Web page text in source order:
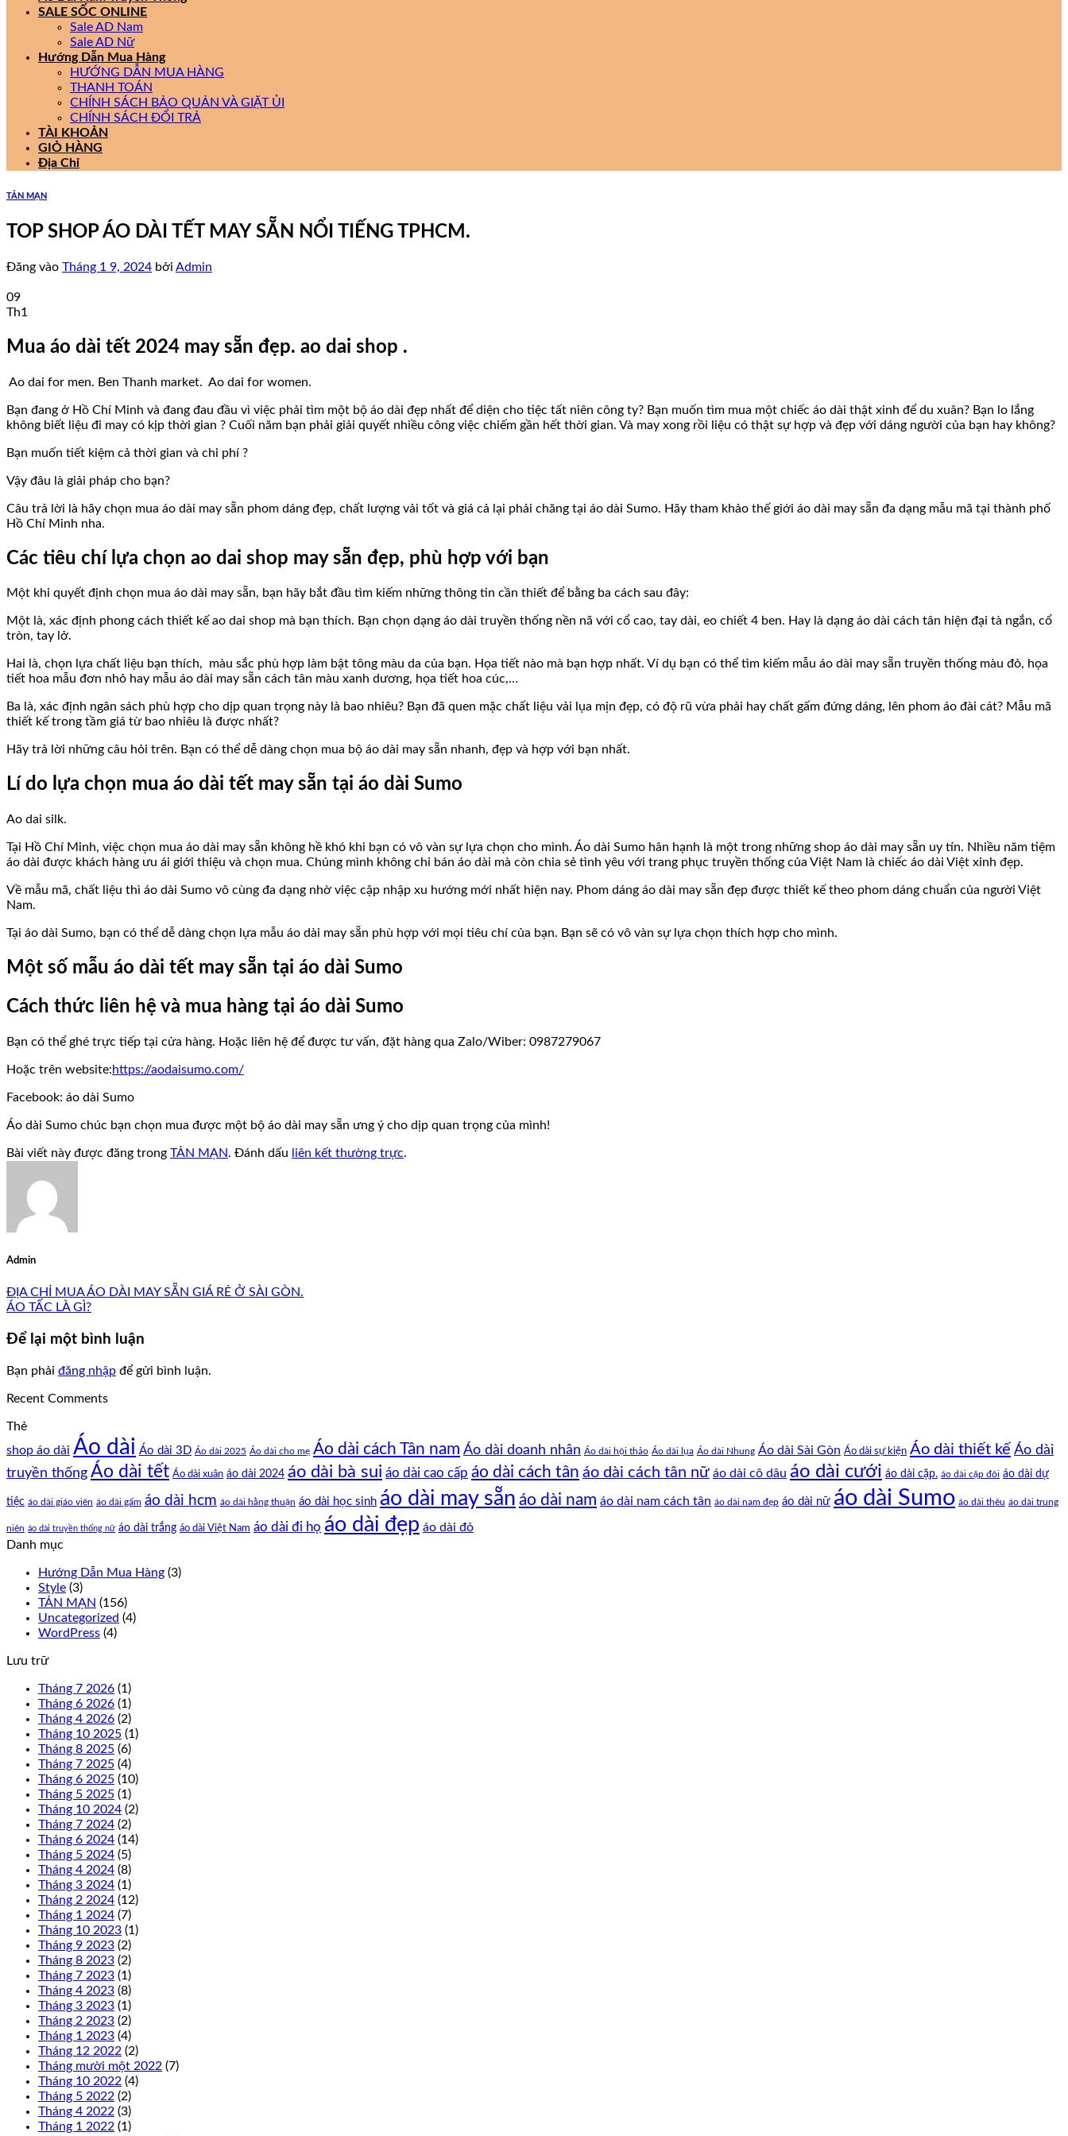
SALE SỐC ONLINE
Sale AD Nam
Sale AD Nữ
Hướng Dẫn Mua Hàng
HƯỚNG DẪN MUA HÀNG
THANH TOÁN
CHÍNH SÁCH BẢO QUẢN VÀ GIẶT ỦI
CHÍNH SÁCH ĐỔI TRẢ
TÀI KHOẢN
GIỎ HÀNG
Địa Chỉ
TẢN MẠN
TOP SHOP ÁO DÀI TẾT MAY SẴN NỔI TIẾNG TPHCM.
Đăng vào Tháng 1 9, 2024 bởi Admin
09
Th1
Mua áo dài tết 2024 may sẵn đẹp. ao dai shop .
Ao dai for men. Ben Thanh market. Ao dai for women.
Bạn đang ở Hồ Chí Minh và đang đau đầu vì việc phải tìm một bộ áo dài đẹp nhất để diện cho tiệc tất niên công ty? Bạn muốn tìm mua một chiếc áo dài thật xinh để du xuân? Bạn lo lắng
không biết liệu đi may có kịp thời gian ? Cuối năm bạn phải giải quyết nhiều công việc chiếm gần hết thời gian. Và may xong rồi liệu có thật sự hợp và đẹp với dáng người của bạn hay không?
Bạn muốn tiết kiệm cả thời gian và chi phí ?
Vậy đâu là giải pháp cho bạn?
Câu trả lời là hãy chọn mua áo dài may sẵn phom dáng đẹp, chất lượng vải tốt và giá cả lại phải chăng tại áo dài Sumo. Hãy tham khảo thế giới áo dài may sẵn đa dạng mẫu mã tại thành phố
Hồ Chí Minh nha.
Các tiêu chí lựa chọn ao dai shop may sẵn đẹp, phù hợp với bạn
Một khi quyết định chọn mua áo dài may sẵn, bạn hãy bắt đầu tìm kiếm những thông tin cần thiết để bằng ba cách sau đây:
Một là, xác định phong cách thiết kế ao dai shop mà bạn thích. Bạn chọn dạng áo dài truyền thống nền nã với cổ cao, tay dài, eo chiết 4 ben. Hay là dạng áo dài cách tân hiện đại tà ngắn, cổ
tròn, tay lở.
Hai là, chọn lựa chất liệu bạn thích, màu sắc phù hợp làm bật tông màu da của bạn. Họa tiết nào mà bạn hợp nhất. Ví dụ bạn có thể tìm kiếm mẫu áo dài may sẵn truyền thống màu đỏ, họa
tiết hoa mẫu đơn nhỏ hay mẫu áo dài may sẵn cách tân màu xanh dương, họa tiết hoa cúc,…
Ba là, xác định ngân sách phù hợp cho dịp quan trọng này là bao nhiêu? Bạn đã quen mặc chất liệu vải lụa mịn đẹp, có độ rũ vừa phải hay chất gấm đứng dáng, lên phom áo đài cát? Mẫu mã
thiết kế trong tầm giá từ bao nhiêu là được nhất?
Hãy trả lời những câu hỏi trên. Bạn có thể dễ dàng chọn mua bộ áo dài may sẵn nhanh, đẹp và hợp với bạn nhất.
Lí do lựa chọn mua áo dài tết may sẵn tại áo dài Sumo
Ao dai silk.
Tại Hồ Chí Minh, việc chọn mua áo dài may sẵn không hề khó khi bạn có vô vàn sự lựa chọn cho mình. Áo dài Sumo hân hạnh là một trong những shop áo dài may sẵn uy tín. Nhiều năm tiệm
áo dài được khách hàng ưu ái giới thiệu và chọn mua. Chúng mình không chỉ bán áo dài mà còn chia sẻ tình yêu với trang phục truyền thống của Việt Nam là chiếc áo dài Việt xinh đẹp.
Về mẫu mã, chất liệu thì áo dài Sumo vô cùng đa dạng nhờ việc cập nhập xu hướng mới nhất hiện nay. Phom dáng áo dài may sẵn đẹp được thiết kế theo phom dáng chuẩn của người Việt
Nam.
Tại áo dài Sumo, bạn có thể dễ dàng chọn lựa mẫu áo dài may sẵn phù hợp với mọi tiêu chí của bạn. Bạn sẽ có vô vàn sự lựa chọn thích hợp cho mình.
Một số mẫu áo dài tết may sẵn tại áo dài Sumo
Cách thức liên hệ và mua hàng tại áo dài Sumo
Bạn có thể ghé trực tiếp tại cửa hàng. Hoặc liên hệ để được tư vấn, đặt hàng qua Zalo/Wiber: 0987279067
Hoặc trên website:https://aodaisumo.com/
Facebook: áo dài Sumo
Áo dài Sumo chúc bạn chọn mua được một bộ áo dài may sẵn ưng ý cho dịp quan trọng của mình!
Bài viết này được đăng trong TẢN MẠN. Đánh dấu liên kết thường trực.
Admin
ĐỊA CHỈ MUA ÁO DÀI MAY SẴN GIÁ RẺ Ở SÀI GÒN.
ÁO TẤC LÀ GÌ?
Để lại một bình luận
Bạn phải đăng nhập để gửi bình luận.
Recent Comments
Thẻ
shop áo dài Áo dài Áo dài 3D Áo dài 2025 Áo dài cho mẹ Áo dài cách Tân nam Áo dài doanh nhân Áo dài hội thảo Áo dài lụa Áo dài Nhung Áo dài Sài Gòn Áo dài sự kiện Áo dài thiết kế Áo dài
truyền thống Áo dài tết Áo dài xuân áo dài 2024 áo dài bà sui áo dài cao cấp áo dài cách tân áo dài cách tân nữ áo dài cô dâu áo dài cưới áo dài cặp. áo dài cặp đôi áo dài dự
tiệc áo dài giáo viên áo dài gấm áo dài hcm áo dài hằng thuận áo dài học sinh áo dài may sẵn áo dài nam áo dài nam cách tân áo dài nam đẹp áo dài nữ áo dài Sumo áo dài thêu áo dài trung
niên áo dài truyền thống nữ áo dài trắng áo dài Việt Nam áo dài đi họ áo dài đẹp áo dài đỏ
Danh mục
Hướng Dẫn Mua Hàng (3)
Style (3)
TẢN MẠN (156)
Uncategorized (4)
WordPress (4)
Lưu trữ
Tháng 7 2026 (1)
Tháng 6 2026 (1)
Tháng 4 2026 (2)
Tháng 10 2025 (1)
Tháng 8 2025 (6)
Tháng 7 2025 (4)
Tháng 6 2025 (10)
Tháng 5 2025 (1)
Tháng 10 2024 (2)
Tháng 7 2024 (2)
Tháng 6 2024 (14)
Tháng 5 2024 (5)
Tháng 4 2024 (8)
Tháng 3 2024 (1)
Tháng 2 2024 (12)
Tháng 1 2024 (7)
Tháng 10 2023 (1)
Tháng 9 2023 (2)
Tháng 8 2023 (2)
Tháng 7 2023 (1)
Tháng 4 2023 (8)
Tháng 3 2023 (1)
Tháng 2 2023 (2)
Tháng 1 2023 (4)
Tháng 12 2022 (2)
Tháng mười một 2022 (7)
Tháng 10 2022 (4)
Tháng 5 2022 (2)
Tháng 4 2022 (3)
Tháng 1 2022 (1)